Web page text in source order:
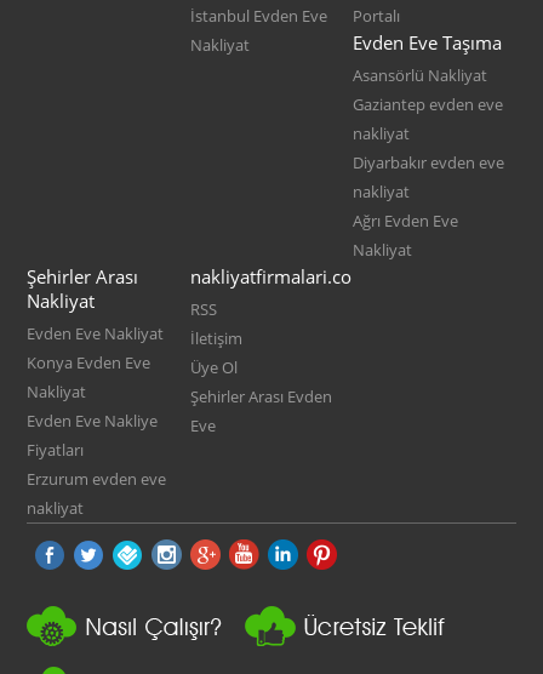
İstanbul Evden Eve
Nakliyat
Portalı
Evden Eve Taşıma
Asansörlü Nakliyat
Gaziantep evden eve
nakliyat
Diyarbakır evden eve
nakliyat
Ağrı Evden Eve
Nakliyat
Şehirler Arası
Nakliyat
Evden Eve Nakliyat
Konya Evden Eve
Nakliyat
Evden Eve Nakliye
Fiyatları
Erzurum evden eve
nakliyat
nakliyatfirmalari.co
RSS
İletişim
Üye Ol
Şehirler Arası Evden
Eve